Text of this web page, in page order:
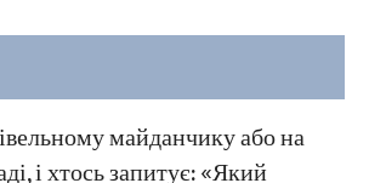
майданчику або на
і хтось запитує: «Який